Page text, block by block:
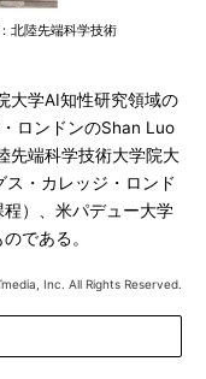
北陸先端科学技術
大学AI知性研究領域の
ロンドンのShan Luo
先端科学技術大学院大
・カレッジ・ロンド
）、米パデュー大学
である。
Inc. All Rights Reserved.